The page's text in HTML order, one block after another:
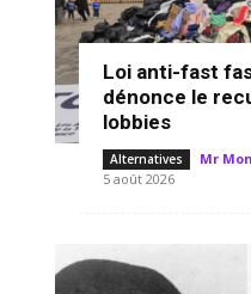
Loi anti-fast
dénonce le
lobbies
Alternatives Mr
5 août 2026